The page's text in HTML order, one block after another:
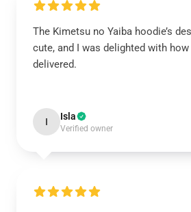
The Kimetsu no Yaiba hoodie’s
cute, and I was delighted with
delivered.
I Isla
Verified owner